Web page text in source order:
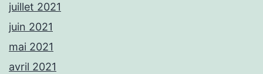
juillet 2021
juin 2021
mai 2021
avril 2021